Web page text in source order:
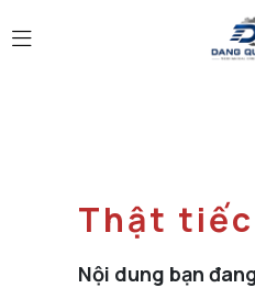
Thật
Nội dung bạn